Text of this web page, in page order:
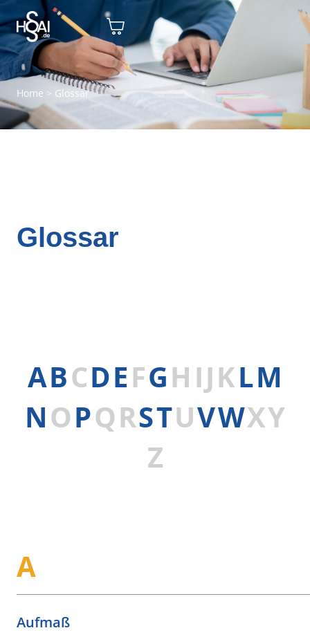
Home > Glossar
Glossar
ABCDEFGH IJKLM
NOPQRSTUVWXY
Z
A
Aufmaß